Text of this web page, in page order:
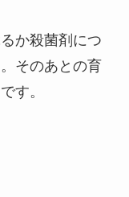
か殺菌剤につ
そのあとの育
す。